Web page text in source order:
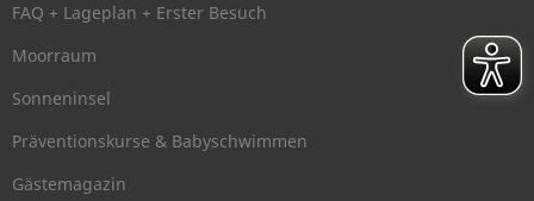
FAQ + Lageplan + Erster Besuch
Moorraum
Sonneninsel
Präventionskurse & Babyschwimmen
Gästemagazin